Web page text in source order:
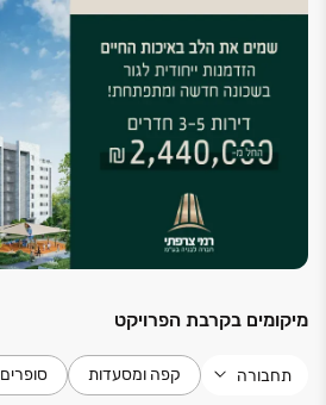
מיקומים בקרבת הפרויקט
תחבורה קפה ומסעדות סופרים